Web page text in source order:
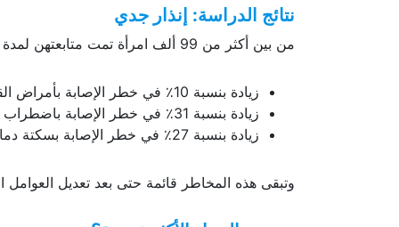
نتائج الدراسة: إنذار جدي
من بين أكثر من 99 ألف امرأة تمت متابعتهن لمدة تصل إلى 22 سنة، لاحظ الباحثون ما يلي:
زيادة بنسبة 10٪ في خطر الإصابة بأمراض القلب والأوعية الدموية إجمالاً.
زيادة بنسبة 31٪ في خطر الإصابة باضطراب نظم القلب.
زيادة بنسبة 27٪ في خطر الإصابة بسكتة دماغية إقفارية.
وتبقى هذه المخاطر قائمة حتى بعد تعديل العوامل